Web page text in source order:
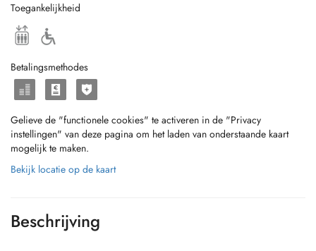
Toegankelijkheid
Betalingsmethodes
Gelieve de "functionele cookies" te activeren in de "Privacy
instellingen" van deze pagina om het laden van onderstaande kaart
mogelijk te maken.
Bekijk locatie op de kaart
Beschrijving